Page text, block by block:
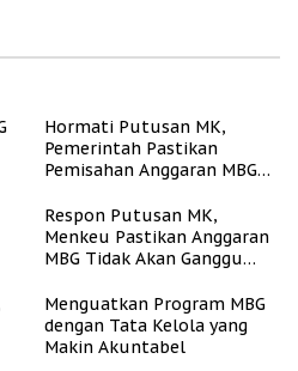
Hormati Putusan MK,
Pemerintah Pastikan
Pemisahan Anggaran MBG
Respon Putusan MK,
Menkeu Pastikan Anggaran
MBG Tidak Akan Ganggu
Menguatkan Program MBG
dengan Tata Kelola yang
Makin Akuntabel